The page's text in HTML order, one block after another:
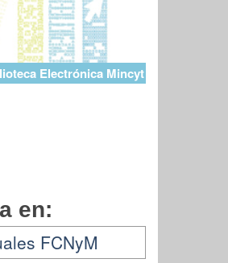
Electrónica Mincyt
en:
FCNyM